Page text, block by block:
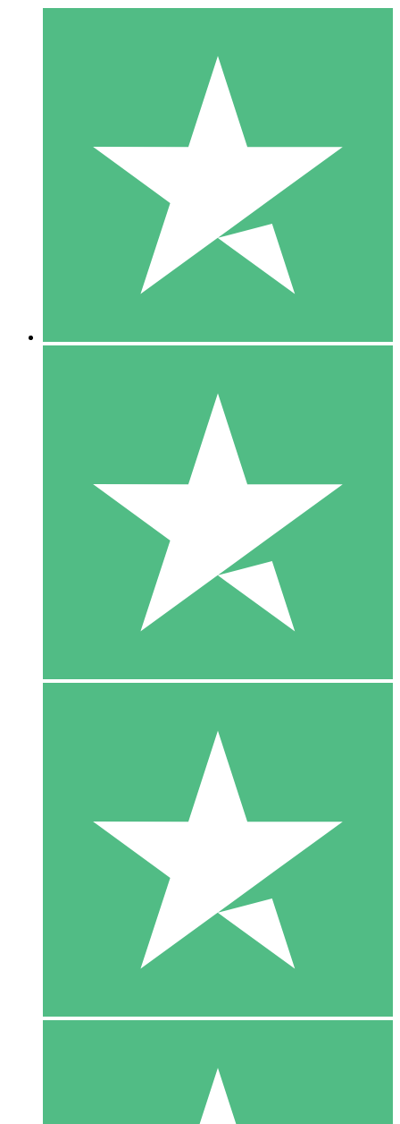
Pacchetti di Crediti Individuali
Paga a consumo con crediti di download. Nessun impegno
1 Download
10
US$1500
10 Download
20